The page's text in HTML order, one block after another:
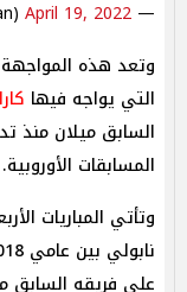
— AC Milan (@acmilan)
April 19, 2022
وتعد هذه
التي يواجه فيها
المسابقات الأوروبية.
وتأتي المباريات
على فريقه السابق